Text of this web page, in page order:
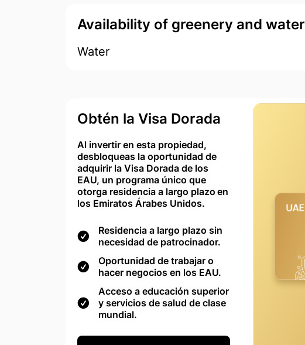
Availability of greenery and water
Water
Obtén la Visa Dorada
Al invertir en esta propiedad,
desbloqueas la oportunidad de
adquirir la Visa Dorada de los
EAU, un programa único que
otorga residencia a largo plazo en
los Emiratos Árabes Unidos.
Residencia a largo plazo sin
necesidad de patrocinador.
Oportunidad de trabajar o
hacer negocios en los EAU.
Acceso a educación superior
y servicios de salud de clase
mundial.